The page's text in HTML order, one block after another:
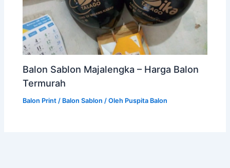
Balon Sablon Majalengka – Harga Balon
Termurah
Balon Print / Balon Sablon / Oleh Puspita Balon